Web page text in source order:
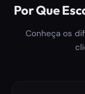
Por Que
Conheça os